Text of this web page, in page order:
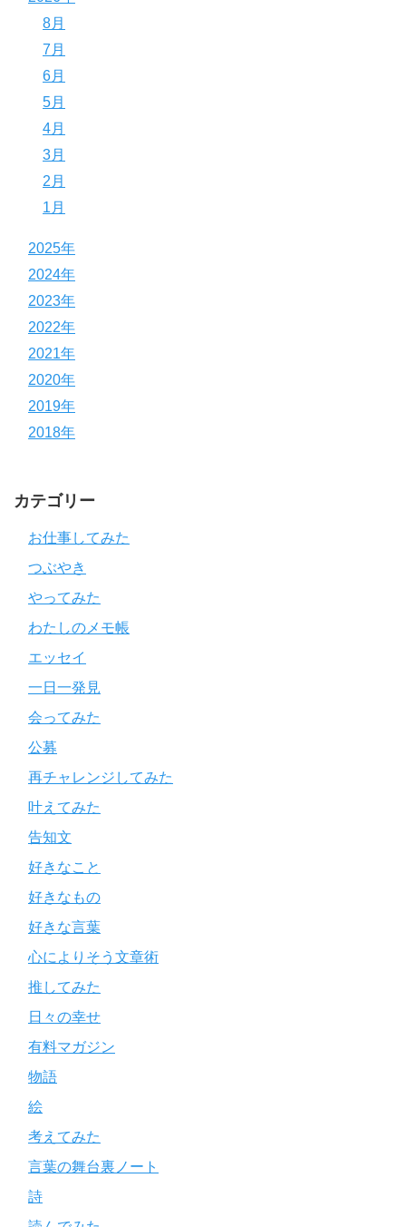
8月
7月
6月
5月
4月
3月
2月
1月
2025年
2024年
2023年
2022年
2021年
2020年
2019年
2018年
カテゴリー
お仕事してみた
つぶやき
やってみた
わたしのメモ帳
エッセイ
一日一発見
会ってみた
公募
再チャレンジしてみた
叶えてみた
告知文
好きなこと
好きなもの
好きな言葉
心によりそう文章術
推してみた
日々の幸せ
有料マガジン
物語
絵
考えてみた
言葉の舞台裏ノート
詩